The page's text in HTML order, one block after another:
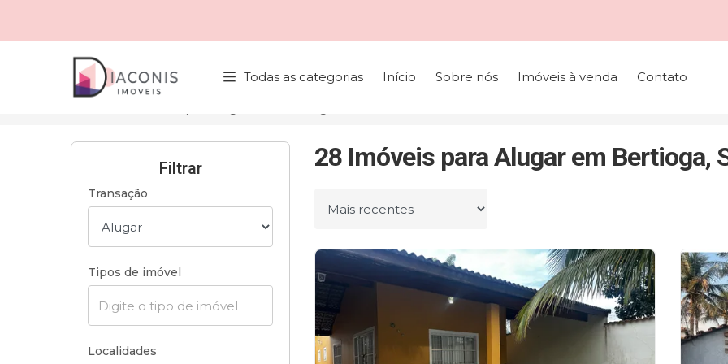
Página inicial
Todas as categorias Início Sobre nós Imóveis à venda Contato
Filtrar
Transação
Tipos de imóvel
Localidades
28 Imóveis para Alugar em Bertioga,
Ordenar por